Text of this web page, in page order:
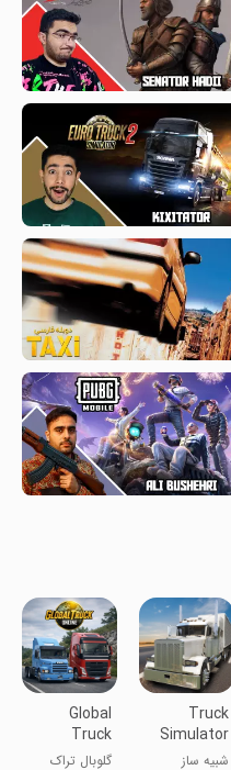
Truck
Simulator
USA :
شبیه ساز
Global
Truck
Online
گلوبال تراک